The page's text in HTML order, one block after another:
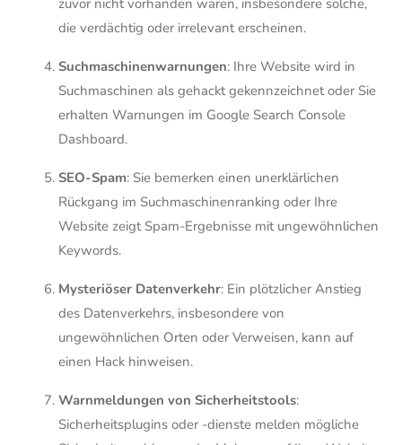
die verdächtig oder irrelevant erscheinen.
Suchmaschinenwarnungen: Ihre Website wird in
Suchmaschinen als gehackt gekennzeichnet oder Sie
erhalten Warnungen im Google Search Console
Dashboard.
SEO-Spam: Sie bemerken einen unerklärlichen
Rückgang im Suchmaschinenranking oder Ihre
Website zeigt Spam-Ergebnisse mit ungewöhnlichen
Keywords.
Mysteriöser Datenverkehr: Ein plötzlicher Anstieg
des Datenverkehrs, insbesondere von
ungewöhnlichen Orten oder Verweisen, kann auf
einen Hack hinweisen.
Warnmeldungen von Sicherheitstools:
Sicherheitsplugins oder -dienste melden mögliche